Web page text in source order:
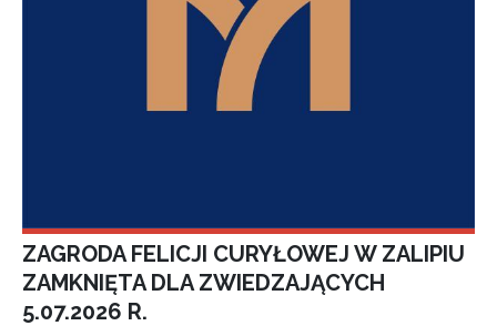
ZAGRODA FELICJI CURYŁOWEJ W ZALIPIU
ZAMKNIĘTA DLA ZWIEDZAJĄCYCH
5.07.2026 R.